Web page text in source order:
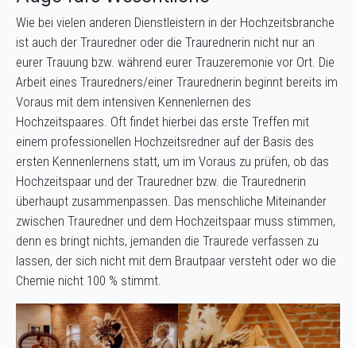
Wie bei vielen anderen Dienstleistern in der Hochzeitsbranche
ist auch der Trauredner oder die Traurednerin nicht nur an
eurer Trauung bzw. während eurer Trauzeremonie vor Ort. Die
Arbeit eines Trauredners/einer Traurednerin beginnt bereits im
Voraus mit dem intensiven Kennenlernen des
Hochzeitspaares. Oft findet hierbei das erste Treffen mit
einem professionellen Hochzeitsredner auf der Basis des
ersten Kennenlernens statt, um im Voraus zu prüfen, ob das
Hochzeitspaar und der Trauredner bzw. die Traurednerin
überhaupt zusammenpassen. Das menschliche Miteinander
zwischen Trauredner und dem Hochzeitspaar muss stimmen,
denn es bringt nichts, jemanden die Traurede verfassen zu
lassen, der sich nicht mit dem Brautpaar versteht oder wo die
Chemie nicht 100 % stimmt.